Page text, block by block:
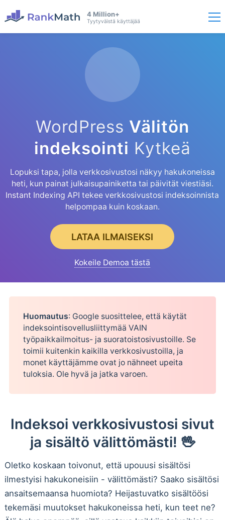
4 Million+
Tyytyväistä käyttäjää
WordPress Välitön
indeksointi Kytkeä
Lopuksi tapa, jolla verkkosivustosi näkyy hakukoneissa
heti, kun painat julkaisupainiketta tai päivität viestiäsi.
Instant Indexing API tekee verkkosivustosi indeksoinnista
helpompaa kuin koskaan.
LATAA ILMAISEKSI
Kokeile Demoa tästä
Huomautus: Google suosittelee, että käytät
indeksointisovellusliittymää VAIN
työpaikkailmoitus- ja suoratoistosivustoille. Se
toimii kuitenkin kaikilla verkkosivustoilla, ja
monet käyttäjämme ovat jo nähneet upeita
tuloksia. Ole hyvä ja jatka varoen.
Indeksoi verkkosivustosi sivut
ja sisältö välittömästi! 🖖
Oletko koskaan toivonut, että upouusi sisältösi
ilmestyisi hakukoneisiin - välittömästi? Saako sisältösi
ansaitsemaansa huomiota? Heijastuvatko sisältöösi
tekemäsi muutokset hakukoneissa heti, kun teet ne?